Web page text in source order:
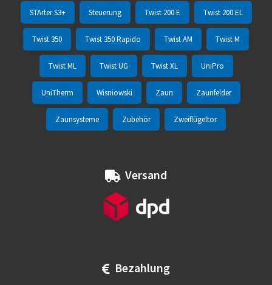
STArter S3+ Steuerung Twist 200 E Twist 200 EL
Twist 350 Twist 350 Rapido Twist AM Twist M
Twist ML Twist UG Twist XL UniPro
UniTherm Wisniowski Zaun Zaunfelder
Zaunsysteme Zubehör Zweiflügeltor
Versand
Bezahlung